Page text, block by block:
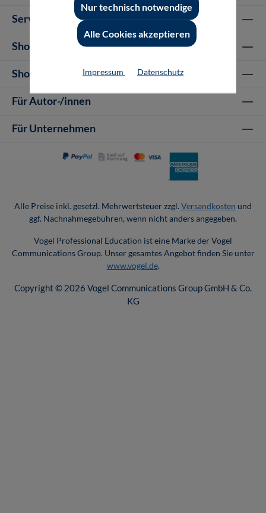
Service-Hotline
Shop Informationen
Shop-Service
Für Autor-/innen
Für Unternehmen
Alle Preise inkl. gesetzl. Mehrwertsteuer zzgl. Versandkosten und
ggf. Nachnahmegebühren, wenn nicht anders angegeben.
Vogel Professional Education ist eine Marke der Vogel
Communications Group. Unser gesamtes Angebot finden Sie unter
www.vogel.de.
Copyright © 2026 Vogel Communications Group GmbH & Co.
KG
Nur technisch notwendige
Alle Cookies akzeptieren
Impressum Datenschutz